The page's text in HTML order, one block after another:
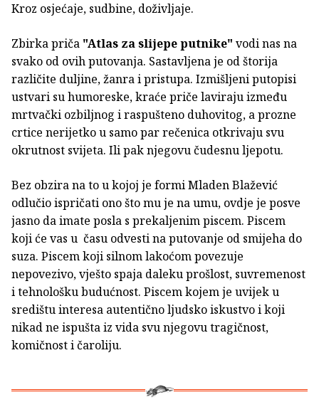
Kroz osjećaje, sudbine, doživljaje.
Zbirka priča "Atlas za slijepe putnike" vodi nas na
svako od ovih putovanja. Sastavljena je od štorija
različite duljine, žanra i pristupa. Izmišljeni putopisi
ustvari su humoreske, kraće priče laviraju između
mrtvački ozbiljnog i raspušteno duhovitog, a prozne
crtice nerijetko u samo par rečenica otkrivaju svu
okrutnost svijeta. Ili pak njegovu čudesnu ljepotu.
Bez obzira na to u kojoj je formi Mladen Blažević
odlučio ispričati ono što mu je na umu, ovdje je posve
jasno da imate posla s prekaljenim piscem. Piscem
koji će vas u času odvesti na putovanje od smijeha do
suza. Piscem koji silnom lakoćom povezuje
nepovezivo, vješto spaja daleku prošlost, suvremenost
i tehnološku budućnost. Piscem kojem je uvijek u
središtu interesa autentično ljudsko iskustvo i koji
nikad ne ispušta iz vida svu njegovu tragičnost,
komičnost i čaroliju.